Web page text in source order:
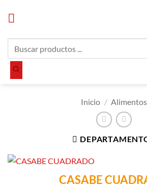
productos
Inicio / Alimentos
CASABE